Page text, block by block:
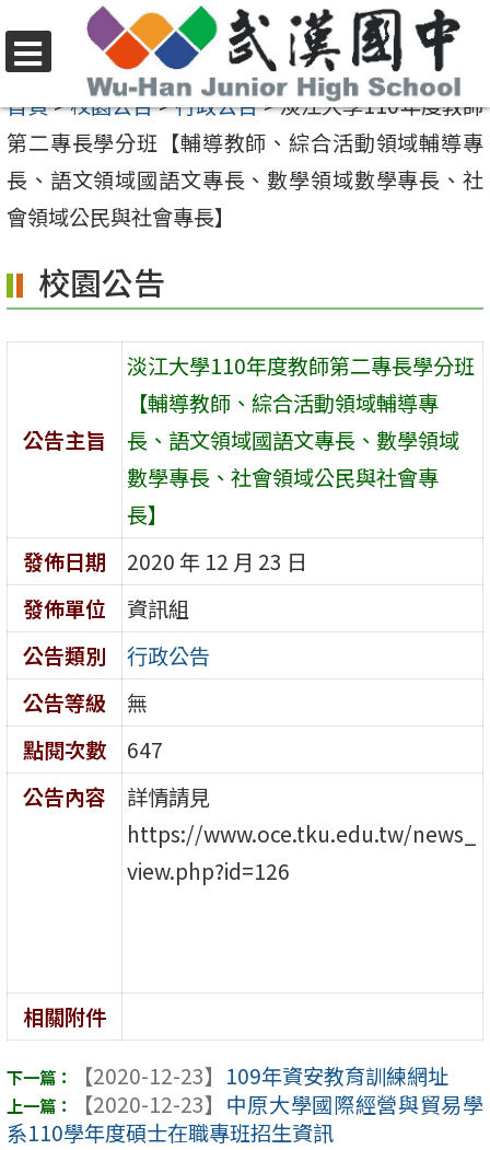
至
要
內
容
選
單
首頁>校園公告>行政公告>淡江大學110年度教師
第二專長學分班【輔導教師、綜合活動領域輔導專
長、語文領域國語文專長、數學領域數學專長、社
會領域公民與社會專長】
校園公告
公告主旨
淡江大學110年度教師第二專長學分班
【輔導教師、綜合活動領域輔導專
長、語文領域國語文專長、數學領域
數學專長、社會領域公民與社會專
長】
發佈日期
2020 年 12 月 23 日
發佈單位
資訊組
公告類別
行政公告
公告等級
無
點閱次數
647
公告內容
詳情請見
https://www.oce.tku.edu.tw/news_
view.php?id=126
相關附件
【2020-12-23】 109年資安教育訓練網址
【2020-12-23】 中原大學國際經營與貿易學
系110學年度碩士在職專班招生資訊